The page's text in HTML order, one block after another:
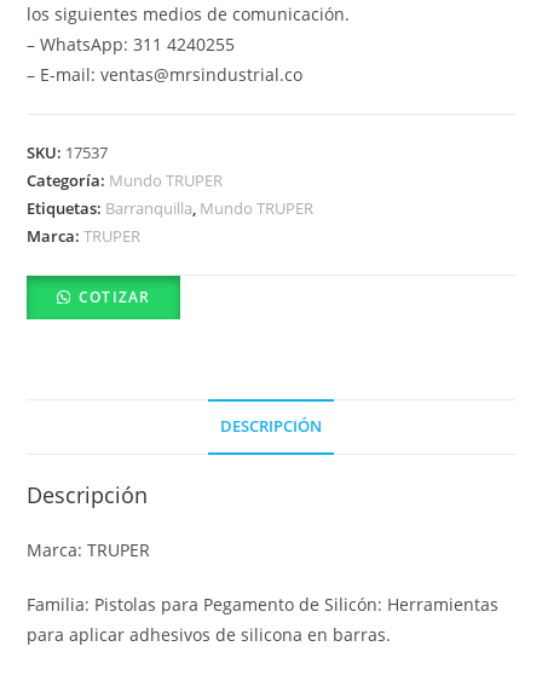
los siguientes medios de comunicación.
– WhatsApp: 311 4240255
– E-mail: ventas@mrsindustrial.co
SKU: 17537
Categoría: Mundo TRUPER
Etiquetas: Barranquilla, Mundo TRUPER
Marca:TRUPER
COTIZAR
DESCRIPCIÓN
Descripción
Marca: TRUPER
Familia: Pistolas para Pegamento de Silicón: Herramientas
para aplicar adhesivos de silicona en barras.